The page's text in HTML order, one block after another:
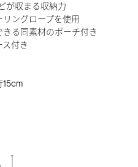
が収まる収納力
ングロープを使用
る同素材のポーチ付き
付き
15cm